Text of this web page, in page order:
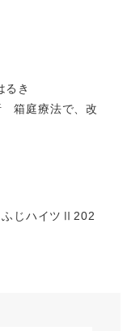
るき
箱庭療法で、改
じハイツⅡ202